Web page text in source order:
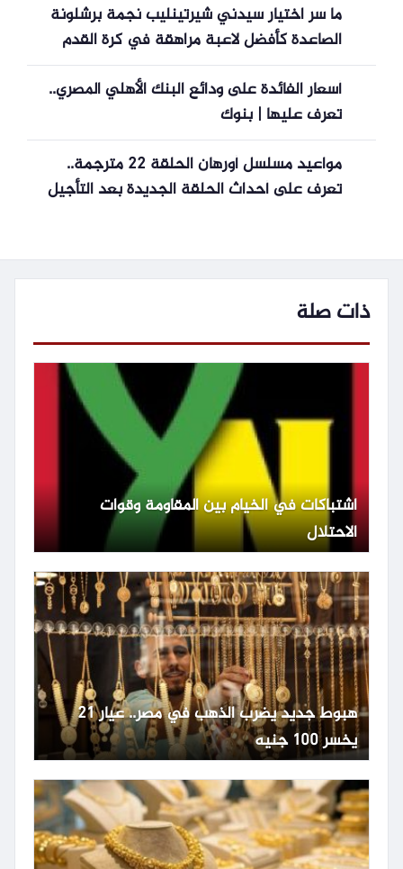
ما سر اختيار سيدني شيرتينليب نجمة برشلونة
الصاعدة كأفضل لاعبة مراهقة في كرة القدم
النسائية بجائزة NXGN؟
أسعار الفائدة على ودائع البنك الأهلي المصري..
تعرف عليها | بنوك
مواعيد مسلسل أورهان الحلقة 22 مترجمة..
تعرف على أحداث الحلقة الجديدة بعد التأجيل
ذات صلة
اشتباكات في الخيام بين المقاومة وقوات
الاحتلال
هبوط جديد يضرب الذهب في مصر.. عيار 21
يخسر 100 جنيه